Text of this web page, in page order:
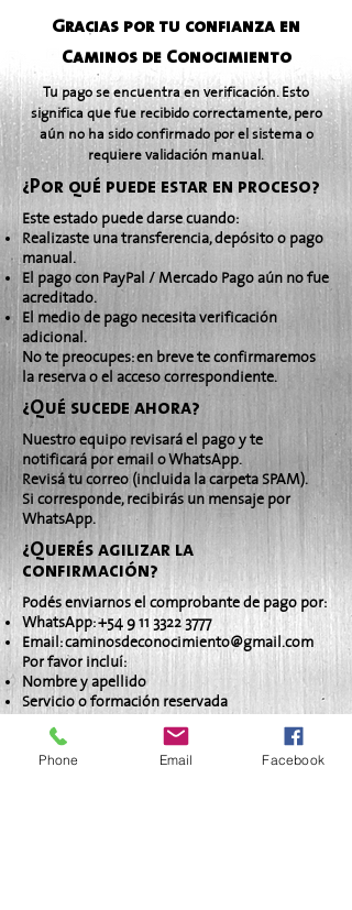
Gracias por tu confianza en
Caminos de Conocimiento
Tu pago se encuentra en verificación. Esto
significa que fue recibido correctamente, pero
aún no ha sido confirmado por el sistema o
requiere validación manual.
¿Por qué puede estar en proceso?
Este estado puede darse cuando:
Realizaste una transferencia, depósito o pago
manual.
El pago con PayPal / Mercado Pago aún no fue
acreditado.
El medio de pago necesita verificación
adicional.
No te preocupes: en breve te confirmaremos
la reserva o el acceso correspondiente.
¿Qué sucede ahora?
Nuestro equipo revisará el pago y te
notificará por email o WhatsApp.
Revisá tu correo (incluida la carpeta SPAM).
Si corresponde, recibirás un mensaje por
WhatsApp.
¿Querés agilizar la
confirmación?
Podés enviarnos el comprobante de pago por:
WhatsApp:+54 9 11 3322 3777
Email:caminosdeconocimiento@gmail.com
Por favor incluí:
Nombre y apellido
Servicio o formación reservada
Fecha aproximada del pago
Cada proceso tiene su tiempo. Gracias por tu
Phone Email Facebook